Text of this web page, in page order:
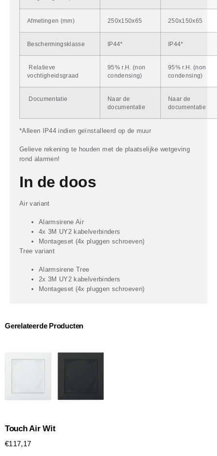
Afmetingen (mm) 250x150x65 250x150x65
Beschermingsklasse IP44* IP44*
Relatieve
vochtigheidsgraad
95% r.H. (non
condensing)
95% r.H. (non
condensing)
Documentatie
Naar de
documentatie
Naar de
documentatie
*Alleen IP44 indien geïnstalleerd op de muur
Gelieve rekening te houden met de plaatselijke wetgeving
rond alarmen!
In de doos
Air variant
Alarmsirene Air
4x 3M UY2 kabelverbinders
Montageset (4x pluggen schroeven)
Tree variant
Alarmsirene Tree
2x 3M UY2 kabelverbinders
Montageset (4x pluggen schroeven)
Gerelateerde Producten
Touch Air Wit
€117,17